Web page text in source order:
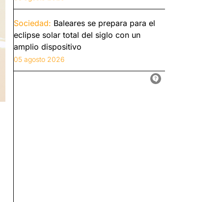
Sociedad: Baleares se prepara para el
eclipse solar total del siglo con un
amplio dispositivo
05 agosto 2026